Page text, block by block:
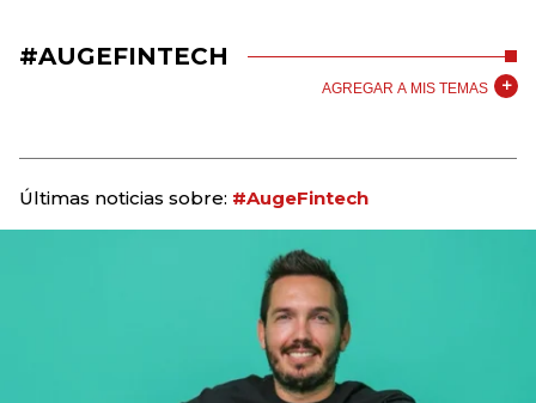
#AUGEFINTECH
AGREGAR A MIS TEMAS
Últimas noticias sobre: #AugeFintech